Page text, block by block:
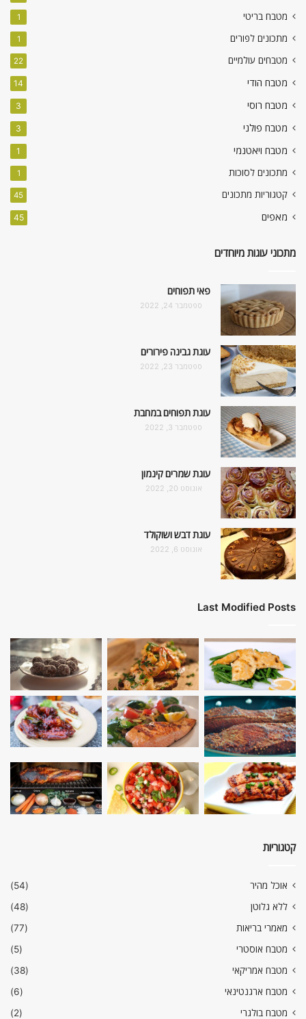
מטבח בריטי 1
מתכונים לפורים 1
מטבחים עולמיים 22
מטבח הודי 14
מטבח רוסי 3
מטבח פולני 3
מטבח ויאטנמי 1
מתכונים לסוכות 1
קטגוריות מתכונים 45
מאפים 45
מתכוני עוגות מיוחדים
פאי תפוחים
ספטמבר 24, 2022
עוגת גבינה פירורים
ספטמבר 23, 2022
עוגת תפוחים במחבת
ספטמבר 3, 2022
עוגת שמרים קינמון
אוגוסט 20, 2022
עוגת דבש ושוקולד
אוגוסט 6, 2022
Last Modified Posts
קטגוריות
אוכל מהיר
(54)
ללא גלוטן
(48)
מאמרי בריאות
(77)
מטבח אוסטרי
(5)
מטבח אמריקאי
(38)
מטבח ארגנטינאי
(6)
מטבח בולגרי
(2)